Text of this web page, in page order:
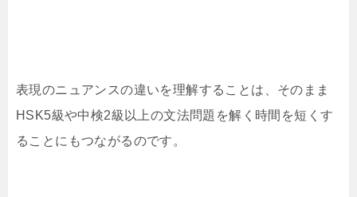
表現のニュアンスの違いを理解することは、そのまま
HSK5級や中検2級以上の文法問題を解く時間を短くす
ることにもつながるのです。